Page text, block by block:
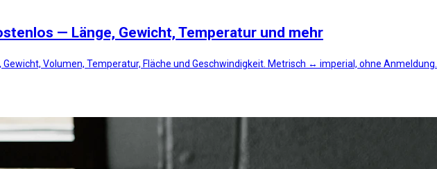
— Länge, Gewicht, Temperatur und mehr
Volumen, Temperatur, Fläche und Geschwindigkeit. Metrisch ↔ imperial, ohne Anmeldung.